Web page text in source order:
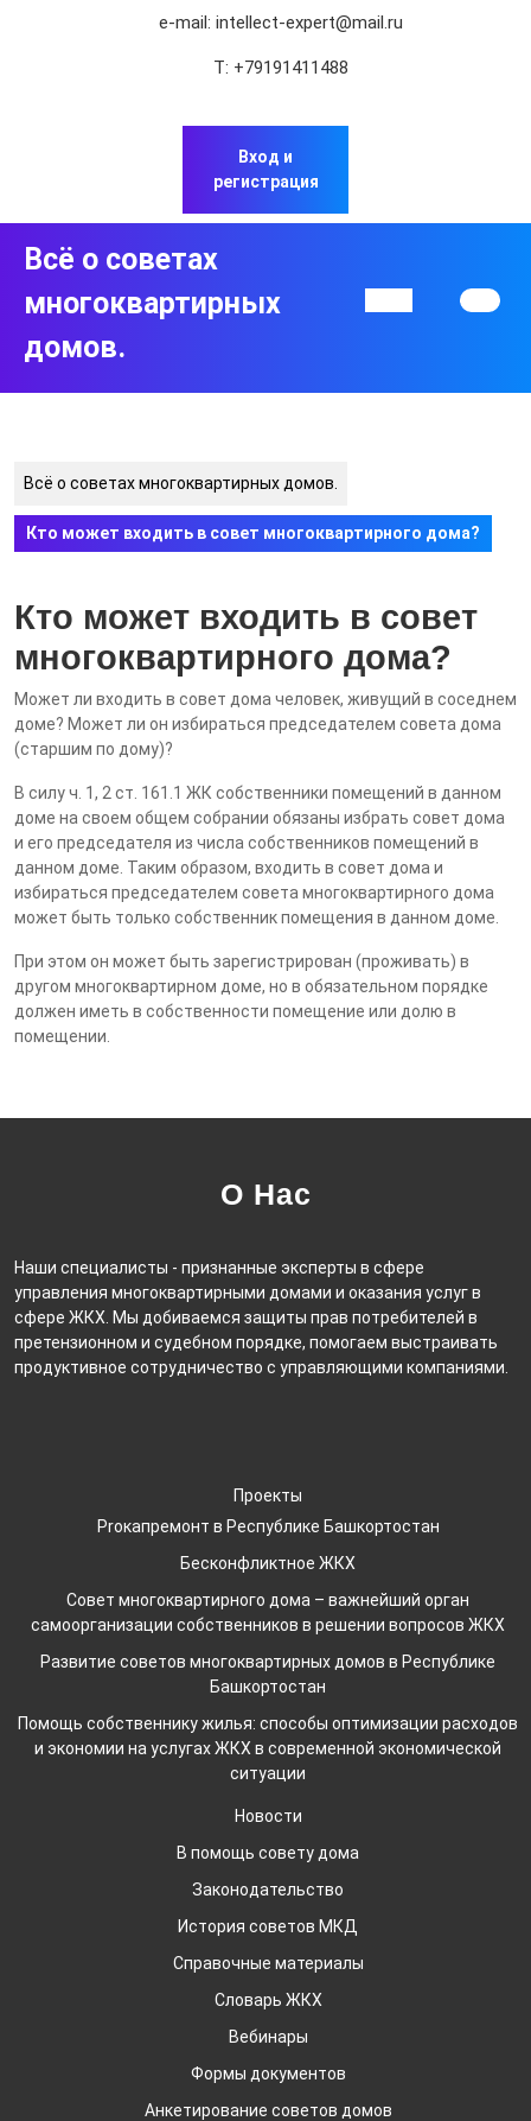
e-mail:intellect-expert@mail.ru
Т: +79191411488
Вход и
регистрация
Всё о советах
многоквартирных
домов.
Кнопка
Всё о советах многоквартирных домов.
Кто может входить в совет многоквартирного дома?
Кто может входить в совет
многоквартирного дома?
Может ли входить в совет дома человек, живущий в соседнем
доме? Может ли он избираться председателем совета дома
(старшим по дому)?
В силу ч. 1, 2 ст. 161.1 ЖК собственники помещений в данном
доме на своем общем собрании обязаны избрать совет дома
и его председателя из числа собственников помещений в
данном доме . Таким образом, входить в совет дома и
избираться председателем совета многоквартирного дома
может быть только собственник помещения в данном доме.
При этом он может быть зарегистрирован (проживать) в
другом многоквартирном доме, но в обязательном порядке
должен иметь в собственности помещение или долю в
помещении.
О Нас
Наши специалисты - признанные эксперты в сфере
управления многоквартирными домами и оказания услуг в
сфере ЖКХ. Мы добиваемся защиты прав потребителей в
претензионном и судебном порядке, помогаем выстраивать
продуктивное сотрудничество с управляющими компаниями.
Проекты
Proкапремонт в Республике Башкортостан
Бесконфликтное ЖКХ
Совет многоквартирного дома – важнейший орган
самоорганизации собственников в решении вопросов ЖКХ
Развитие советов многоквартирных домов в Республике
Башкортостан
Помощь собственнику жилья: способы оптимизации расходов
и экономии на услугах ЖКХ в современной экономической
ситуации
Новости
В помощь совету дома
Законодательство
История советов МКД
Справочные материалы
Словарь ЖКХ
Вебинары
Формы документов
Анкетирование советов домов